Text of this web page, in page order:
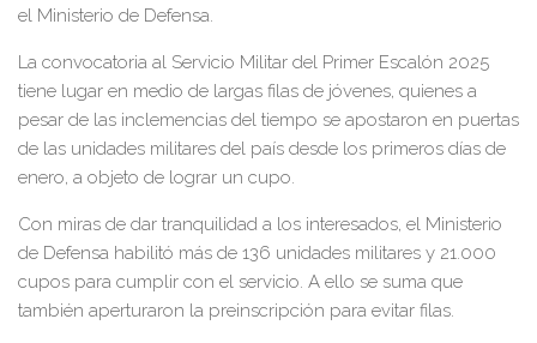
el Ministerio de Defensa.
La convocatoria al Servicio Militar del Primer Escalón 2025
tiene lugar en medio de largas filas de jóvenes, quienes a
pesar de las inclemencias del tiempo se apostaron en puertas
de las unidades militares del país desde los primeros días de
enero, a objeto de lograr un cupo.
Con miras de dar tranquilidad a los interesados, el Ministerio
de Defensa habilitó más de 136 unidades militares y 21.000
cupos para cumplir con el servicio. A ello se suma que
también aperturaron la preinscripción para evitar filas.